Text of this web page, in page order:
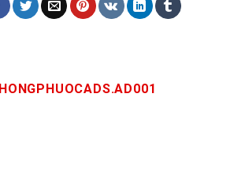
HONGPHUOCADS.AD001